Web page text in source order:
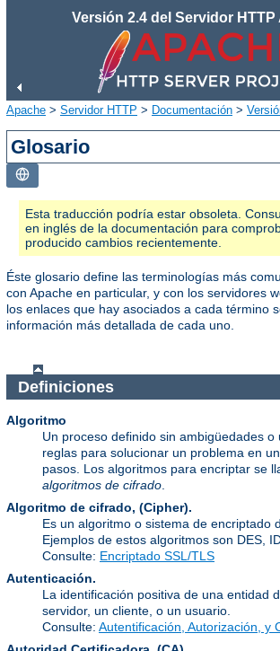
Versión 2.4 del Servidor HTTP
Apache > Servidor HTTP > Documentación >
Glosario
Esta traducción podría estar obsoleta.
en inglés de la documentación para
producido cambios recientemente.
Éste glosario define las terminologías más
con Apache en particular, y con los servidores
los enlaces que hay asociados a cada término
información más detallada de cada uno.
Definiciones
Algoritmo
Un proceso definido sin ambigüedades o
reglas para solucionar un problema en
pasos. Los algoritmos para encriptar se
algoritmos de cifrado
Algoritmo de cifrado, (Cipher).
Es un algoritmo o sistema de encriptado
Ejemplos de estos algoritmos son DES,
Consulte: Encriptado SSL/TLS
Autenticación.
La identificación positiva de una entidad
servidor, un cliente, o un usuario.
Consulte: Autentificación, Autorización, y